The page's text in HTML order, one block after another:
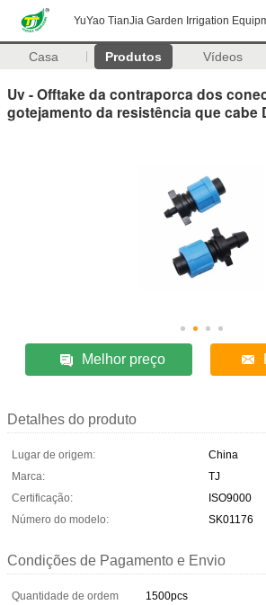
YuYao TianJia Garden Irrigation
Casa Produtos Vídeos
Uv - Offtake da contraporca dos
gotejamento da resistência que cabe
Melhor preço
Detalhes do produto
Lugar de origem:
China
Marca:
TJ
Certificação:
ISO9000
Número do modelo:
SK01176
Condições de Pagamento e Envio
Quantidade de ordem
1500pcs